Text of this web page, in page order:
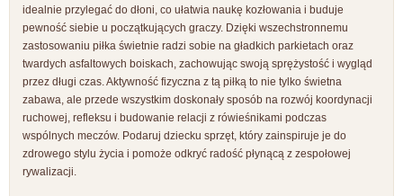
idealnie przylegać do dłoni, co ułatwia naukę kozłowania i buduje
pewność siebie u początkujących graczy. Dzięki wszechstronnemu
zastosowaniu piłka świetnie radzi sobie na gładkich parkietach oraz
twardych asfaltowych boiskach, zachowując swoją sprężystość i wygląd
przez długi czas. Aktywność fizyczna z tą piłką to nie tylko świetna
zabawa, ale przede wszystkim doskonały sposób na rozwój koordynacji
ruchowej, refleksu i budowanie relacji z rówieśnikami podczas
wspólnych meczów. Podaruj dziecku sprzęt, który zainspiruje je do
zdrowego stylu życia i pomoże odkryć radość płynącą z zespołowej
rywalizacji.